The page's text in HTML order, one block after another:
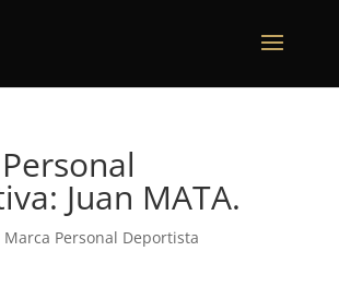
Juan MATA.
Marca Personal Deportista